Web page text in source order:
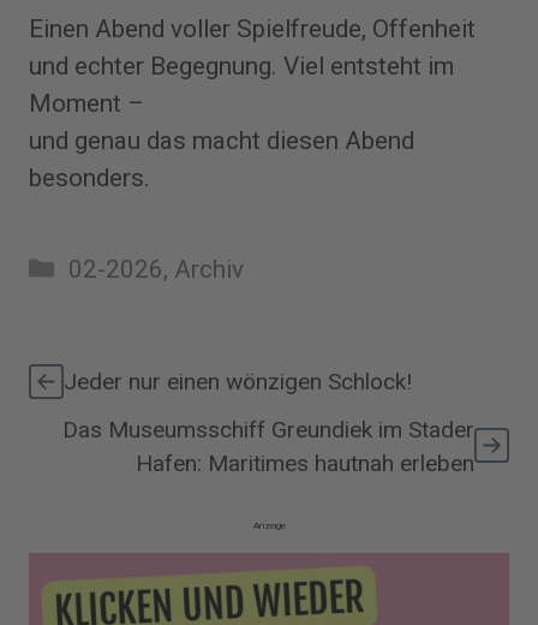
Einen Abend voller Spielfreude, Offenheit
und echter Begegnung. Viel entsteht im
Moment –
und genau das macht diesen Abend
besonders.
Kategorien
02-2026, Archiv
Jeder nur einen wönzigen Schlock!
Das Museumsschiff Greundiek im Stader
Hafen: Maritimes hautnah erleben
Anzeige